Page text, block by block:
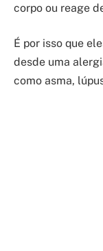
corpo ou reage
É por isso que
desde uma
como asma,